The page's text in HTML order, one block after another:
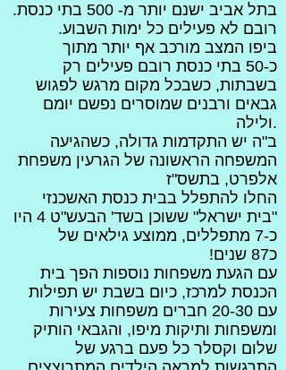
בתל אביב ישנם יותר מ- 500 בתי כנסת.
רובם לא פעילים כל ימות השבוע.
ביפו המצב מורכב אף יותר מתוך
כ-50 בתי כנסת רובם פעילים רק
בשבתות, כשבכל מקום מרגש לפגוש
גבאים ורבנים שמוסרים נפשם יומם
ולילה.
ב"ה יש התקדמות גדולה, כשהגיעה
המשפחה הראשונה של הגרעין משפחת
אלפרט, בתשס"ז
החלו להתפלל בבית כנסת האשכנזי
"בית ישראל" ששוכן בשד' הבעש"ט 4 היו
כ-7 מתפללים, ממוצע גילאים של
כ87 שנים!
עם הגעת משפחות נוספות הפך בית
הכנסת למרכז, כיום בשבת יש תפילות
עם 20-30 חברים משפחות צעירות
ומשפחות ותיקות מיפו, והגבאי הותיק
שלום וקסלר כל פעם ברגע של